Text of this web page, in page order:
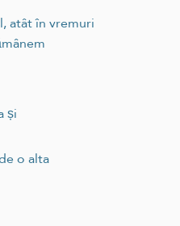
atât în vremuri
și
o alta